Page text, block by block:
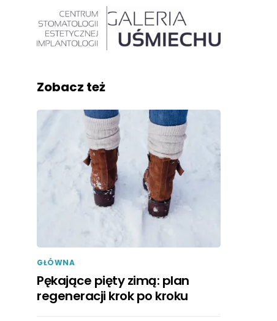
Zobacz też
GŁÓWNA
Pękające pięty zimą: plan
regeneracji krok po kroku